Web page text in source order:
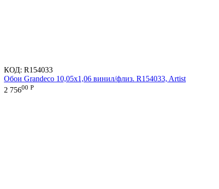
КОД: R154033
Обои Grandeco 10,05х1,06 винил/флиз. R154033, Artist
2 75600 Р